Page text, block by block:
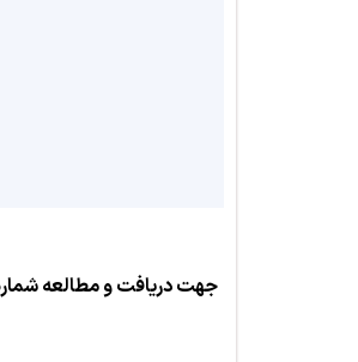
جهت دریافت و مطالعه شماره 261 نشریه زندگی